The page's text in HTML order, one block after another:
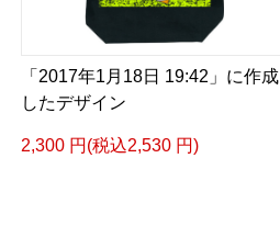
「2017年1月18日 19:42」に作成
したデザイン
2,300 円(税込2,530 円)